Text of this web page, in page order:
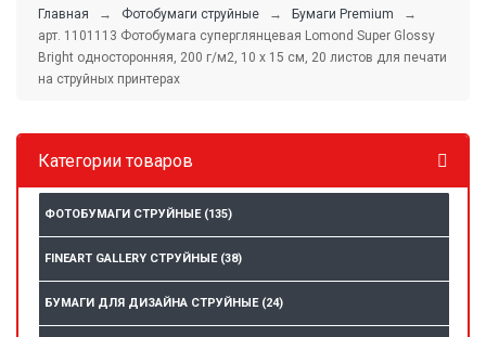
Главная → Фотобумаги струйные → Бумаги Premium
→
арт. 1101113 Фотобумага суперглянцевая Lomond Super Glossy
Bright односторонняя, 200 г/м2, 10 x 15 см, 20 листов для печати
на струйных принтерах
Категории товаров
ФОТОБУМАГИ СТРУЙНЫЕ (135)
FINEART GALLERY СТРУЙНЫЕ (38)
БУМАГИ ДЛЯ ДИЗАЙНА СТРУЙНЫЕ (24)